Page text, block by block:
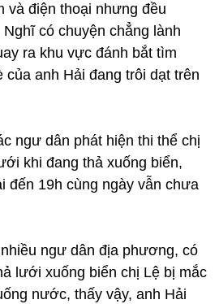
và điện thoại nhưng đều
có chuyện chẳng lành
ra khu vực đánh bắt tìm
của anh Hải đang trôi dạt trên
ngư dân phát hiện thi thể chị
khi đang thả xuống biển,
đến 19h cùng ngày vẫn chưa
ngư dân địa phương, có
lưới xuống biển chị Lệ bị mắc
nước, thấy vậy, anh Hải